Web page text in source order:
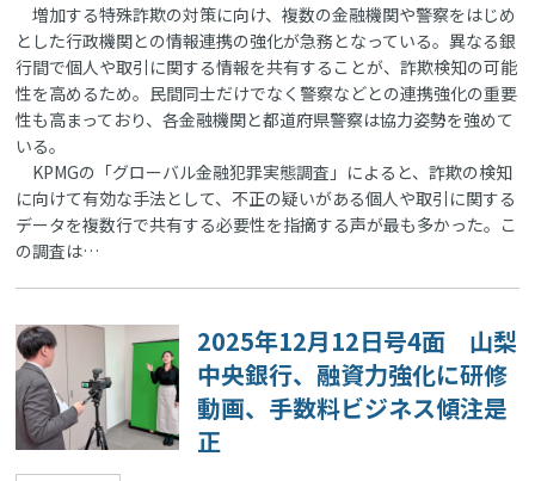
増加する特殊詐欺の対策に向け、複数の金融機関や警察をはじめ
とした行政機関との情報連携の強化が急務となっている。異なる銀
行間で個人や取引に関する情報を共有することが、詐欺検知の可能
性を高めるため。民間同士だけでなく警察などとの連携強化の重要
性も高まっており、各金融機関と都道府県警察は協力姿勢を強めて
いる。
KPMGの「グローバル金融犯罪実態調査」によると、詐欺の検知
に向けて有効な手法として、不正の疑いがある個人や取引に関する
データを複数行で共有する必要性を指摘する声が最も多かった。こ
の調査は…
2025年12月12日号4面 山梨
中央銀行、融資力強化に研修
動画、手数料ビジネス傾注是
正